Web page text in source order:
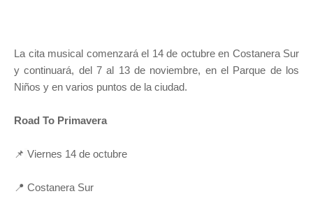
La cita musical comenzará el 14 de octubre en Costanera Sur
y continuará, del 7 al 13 de noviembre, en el Parque de los
Niños y en varios puntos de la ciudad.
Road To Primavera
📌 Viernes 14 de octubre
📍 Costanera Sur